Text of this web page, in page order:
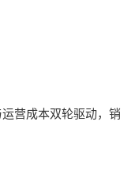
营成本双轮驱动，销